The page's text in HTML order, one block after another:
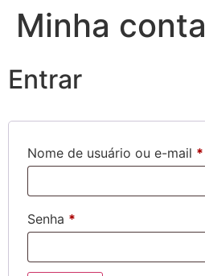
Minha conta
Entrar
Nome de usuário ou e-mail *
Senha *